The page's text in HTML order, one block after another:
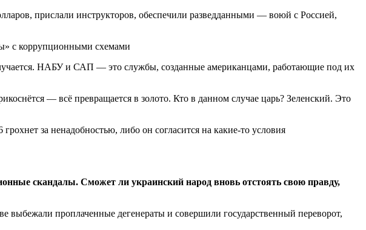
прислали инструкторов, обеспечили разведданными — воюй с Россией,
с коррупционными схемами
НАБУ и САП — это службы, созданные американцами, работающие под их
— всё превращается в золото. Кто в данном случае царь? Зеленский. Это
грохнет за ненадобностью, либо он согласится на какие-то условия
скандалы. Сможет ли украинский народ вновь отстоять свою правду,
проплаченные дегенераты и совершили государственный переворот,